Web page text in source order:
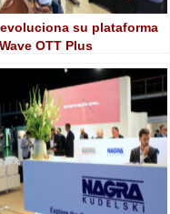
su plataforma
OTT Plus